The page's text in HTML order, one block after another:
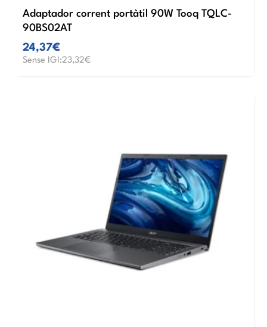
Adaptador corrent portàtil 90W Tooq TQLC-
90BS02AT
24,37€
Sense IGI:23,32€